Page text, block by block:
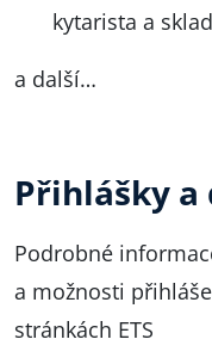
kytarista a
a další…
Přihlášky
Podrobné
a možnosti
stránkách ETS